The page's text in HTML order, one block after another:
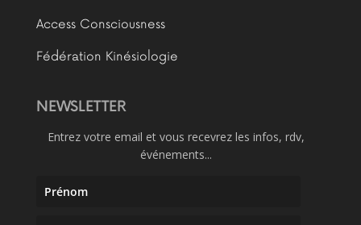
Access Consciousness
Fédération Kinésiologie
NEWSLETTER
Entrez votre email et vous recevrez les infos, rdv,
événements...